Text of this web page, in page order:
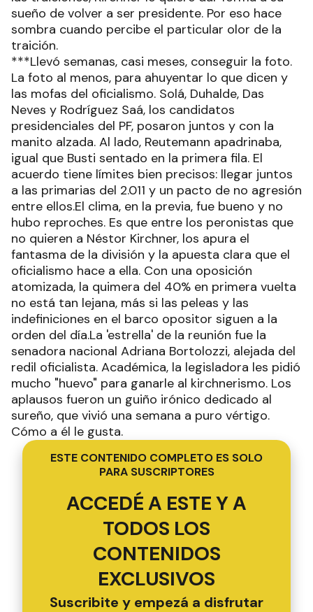
sueño de volver a ser presidente. Por eso hace
sombra cuando percibe el particular olor de la
traición.
***Llevó semanas, casi meses, conseguir la foto.
La foto al menos, para ahuyentar lo que dicen y
las mofas del oficialismo. Solá, Duhalde, Das
Neves y Rodríguez Saá, los candidatos
presidenciales del PF, posaron juntos y con la
manito alzada. Al lado, Reutemann apadrinaba,
igual que Busti sentado en la primera fila. El
acuerdo tiene límites bien precisos: llegar juntos
a las primarias del 2.011 y un pacto de no agresión
entre ellos.El clima, en la previa, fue bueno y no
hubo reproches. Es que entre los peronistas que
no quieren a Néstor Kirchner, los apura el
fantasma de la división y la apuesta clara que el
oficialismo hace a ella. Con una oposición
atomizada, la quimera del 40% en primera vuelta
no está tan lejana, más si las peleas y las
indefiniciones en el barco opositor siguen a la
orden del día.La 'estrella' de la reunión fue la
senadora nacional Adriana Bortolozzi, alejada del
redil oficialista. Académica, la legisladora les pidió
mucho "huevo" para ganarle al kirchnerismo. Los
aplausos fueron un guiño irónico dedicado al
sureño, que vivió una semana a puro vértigo.
Cómo a él le gusta.
ESTE CONTENIDO COMPLETO ES SOLO
PARA SUSCRIPTORES
ACCEDÉ A ESTE Y A
TODOS LOS
CONTENIDOS
EXCLUSIVOS
Suscribite y empezá a disfrutar